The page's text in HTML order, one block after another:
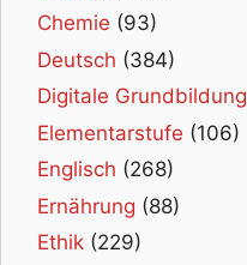
Chemie (93)
Deutsch (384)
Digitale Grundbildung
Elementarstufe (106)
Englisch (268)
Ernährung (88)
Ethik (229)